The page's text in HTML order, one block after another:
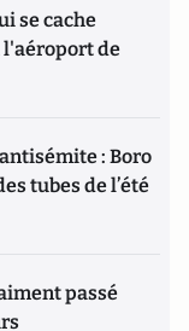
se cache
l'aéroport de
: Boro
tubes de l’été
passé